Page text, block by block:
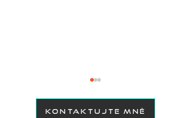
KONTAKTUJTE MNĚ